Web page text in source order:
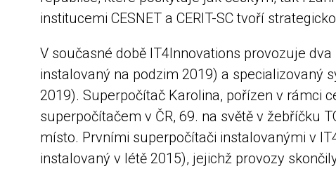
institucemi CESNET a CERIT-SC tvoří
V současné době IT4Innovations provozuje
instalovaný na podzim 2019) a specializovaný
2019). Superpočítač Karolina, pořízen v rámci
superpočítačem v ČR, 69. na světě v žebříčku
místo. Prvními superpočítači instalovanými v
instalovaný v létě 2015), jejichž provozy